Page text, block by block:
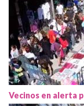
Vecinos en alerta